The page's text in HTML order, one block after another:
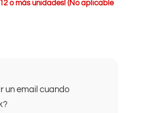
o más unidades! (No aplicable
un email cuando